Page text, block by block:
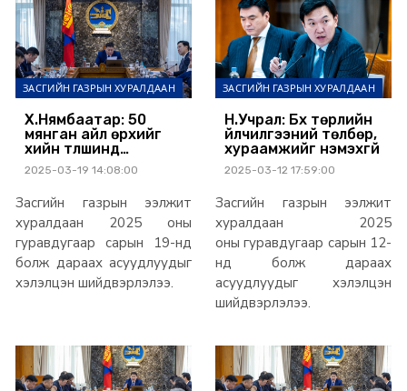
ЗАСГИЙН ГАЗРЫН ХУРАЛДААН
Х.Нямбаатар: 50
мянган айл өрхийг
хийн түлшинд
шилжүүлнэ
2025-03-19 14:08:00
Засгийн газрын ээлжит
хуралдаан 2025 оны
гуравдугаар сарын 19-нд
болж дараах асуудлуудыг
хэлэлцэн шийдвэрлэлээ.
ЗАСГИЙН ГАЗРЫН ХУРАЛДААН
Н.Учрал: Бүх төрлийн
үйлчилгээний төлбөр,
хураамжийг нэмэхгүй
2025-03-12 17:59:00
Засгийн газрын ээлжит
хуралдаан 2025
оны гуравдугаар сарын 12-
нд болж дараах
асуудлуудыг хэлэлцэн
шийдвэрлэлээ.